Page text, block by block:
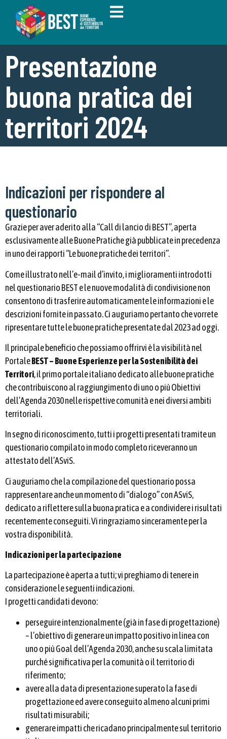
Presentazione
buona pratica dei
territori 2024
Indicazioni per rispondere al
questionario
Grazie per aver aderito alla “Call di lancio di BEST”, aperta
esclusivamente alle Buone Pratiche già pubblicate in precedenza
in uno dei rapporti “Le buone pratiche dei territori”.
Come illustrato nell’e-mail d’invito, i miglioramenti introdotti
nel questionario BEST e le nuove modalità di condivisione non
consentono di trasferire automaticamente le informazioni e le
descrizioni fornite in passato. Ci auguriamo pertanto che vorrete
ripresentare tutte le buone pratiche presentate dal 2023 ad oggi.
Il principale beneficio che possiamo offrirvi è la visibilità nel
PortaleBEST – Buone Esperienze per la Sostenibilità dei
Territori, il primo portale italiano dedicato alle buone pratiche
che contribuiscono al raggiungimento di uno o più Obiettivi
dell’Agenda 2030 nelle rispettive comunità e nei diversi ambiti
territoriali.
In segno di riconoscimento, tutti i progetti presentati tramite un
questionario compilato in modo completo riceveranno un
attestato dell’ASviS.
Ci auguriamo che la compilazione del questionario possa
rappresentare anche un momento di “dialogo” con ASviS,
dedicato a riflettere sulla buona pratica e a condividere i risultati
recentemente conseguiti. Vi ringraziamo sinceramente per la
vostra disponibilità.
Indicazioni per la partecipazione
La partecipazione è aperta a tutti; vi preghiamo di tenere in
considerazione le seguenti indicazioni.
I progetti candidati devono:
perseguire intenzionalmente (già in fase di progettazione)
– l’obiettivo di generare un impatto positivo in linea con
uno o più Goal dell’Agenda 2030, anche su scala limitata
purché significativa per la comunità o il territorio di
riferimento;
avere alla data di presentazione superato la fase di
progettazione ed avere conseguito almeno alcuni primi
risultati misurabili;
generare impatti che ricadano principalmente sul territorio